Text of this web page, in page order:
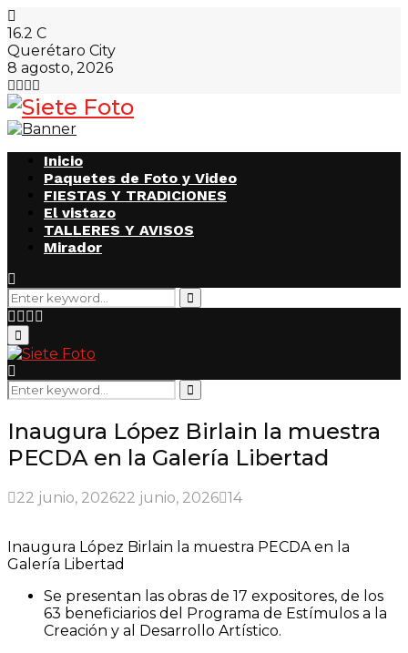
16.2 C
Querétaro City
8 agosto, 2026
Facebook
Twitter
Instagram
Inicio
Paquetes de Foto y Video
FIESTAS Y TRADICIONES
El vistazo
TALLERES Y AVISOS
Mirador
Search
for:
Search
Facebook
Twitter
Instagram
Primary
Menu
Search
for:
Search
Inaugura López Birlain la muestra
PECDA en la Galería Libertad
22 junio, 202622 junio, 2026 14
Inaugura López Birlain la muestra PECDA en la
Galería Libertad
Se presentan las obras de 17 expositores, de los
63 beneficiarios del Programa de Estímulos a la
Creación y al Desarrollo Artístico.